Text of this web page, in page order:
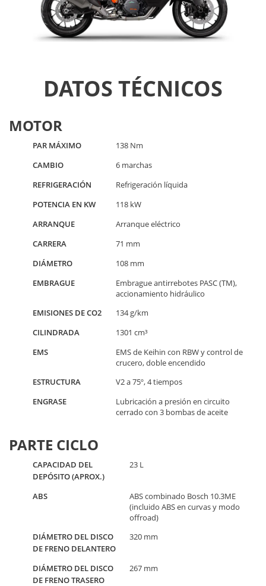
DATOS TÉCNICOS
MOTOR
PAR MÁXIMO
138 Nm
CAMBIO
6 marchas
REFRIGERACIÓN
Refrigeración líquida
POTENCIA EN KW
118 kW
ARRANQUE
Arranque eléctrico
CARRERA
71 mm
DIÁMETRO
108 mm
EMBRAGUE
Embrague antirrebotes PASC (TM),
accionamiento hidráulico
EMISIONES DE CO2
134 g/km
CILINDRADA
1301 cm³
EMS
EMS de Keihin con RBW y control de
crucero, doble encendido
ESTRUCTURA
V2 a 75º, 4 tiempos
ENGRASE
Lubricación a presión en circuito
cerrado con 3 bombas de aceite
PARTE CICLO
CAPACIDAD DEL
DEPÓSITO (APROX.)
23 L
ABS
ABS combinado Bosch 10.3ME
(incluido ABS en curvas y modo
offroad)
DIÁMETRO DEL DISCO
DE FRENO DELANTERO
320 mm
DIÁMETRO DEL DISCO
DE FRENO TRASERO
267 mm